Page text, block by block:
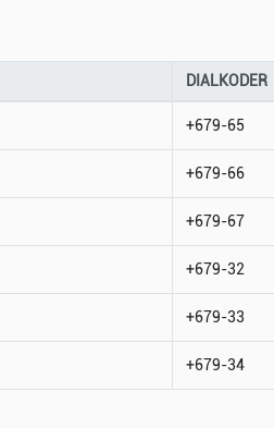
DIALKODER
+679-65
+679-66
+679-67
+679-32
+679-33
+679-34